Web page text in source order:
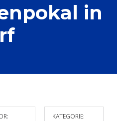
in
KATEGORIE: